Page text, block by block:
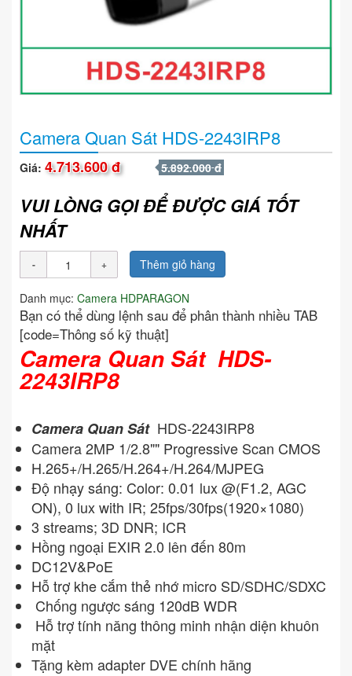
Camera Quan Sát HDS-2243IRP8
Giá: 4.713.600 đ 5.892.000 đ
VUI LÒNG GỌI ĐỂ ĐƯỢC GIÁ TỐT
NHẤT
Thêm giỏ hàng
Danh mục: Camera HDPARAGON
Bạn có thể dùng lệnh sau để phân thành nhiều TAB
[code=Thông số kỹ thuật]
Camera Quan Sát HDS-
2243IRP8
Camera Quan Sát HDS-2243IRP8
Camera 2MP 1/2.8"" Progressive Scan CMOS
H.265+/H.265/H.264+/H.264/MJPEG
Độ nhạy sáng: Color: 0.01 lux @(F1.2, AGC
ON), 0 lux with IR; 25fps/30fps(1920×1080)
3 streams; 3D DNR; ICR
Hồng ngoại EXIR 2.0 lên đến 80m
DC12V&PoE
Hỗ trợ khe cắm thẻ nhớ micro SD/SDHC/SDXC
Chống ngược sáng 120dB WDR
Hỗ trợ tính năng thông minh nhận diện khuôn
mặt
Tặng kèm adapter DVE chính hãng